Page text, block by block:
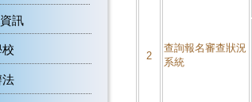
訊
法
2
查詢報名審查狀況
系統